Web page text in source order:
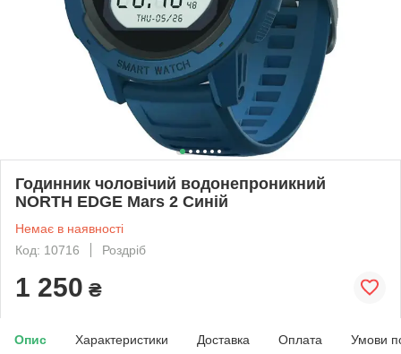
Годинник чоловічий водонепроникний
NORTH EDGE Mars 2 Синій
Немає в наявності
Код: 10716
Роздріб
1 250 ₴
Опис Характеристики Доставка Оплата Умови